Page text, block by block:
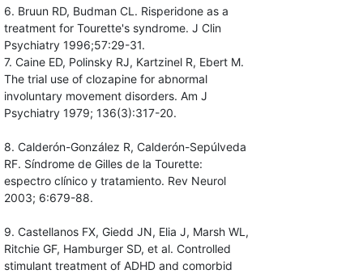
6. Bruun RD, Budman CL. Risperidone as a
treatment for Tourette's syndrome. J Clin
Psychiatry 1996;57:29-31.
7. Caine ED, Polinsky RJ, Kartzinel R, Ebert M.
The trial use of clozapine for abnormal
involuntary movement disorders. Am J
Psychiatry 1979; 136(3):317-20.
8. Calderón-González R, Calderón-Sepúlveda
RF. Síndrome de Gilles de la Tourette:
espectro clínico y tratamiento. Rev Neurol
2003; 6:679-88.
9. Castellanos FX, Giedd JN, Elia J, Marsh WL,
Ritchie GF, Hamburger SD, et al. Controlled
stimulant treatment of ADHD and comorbid